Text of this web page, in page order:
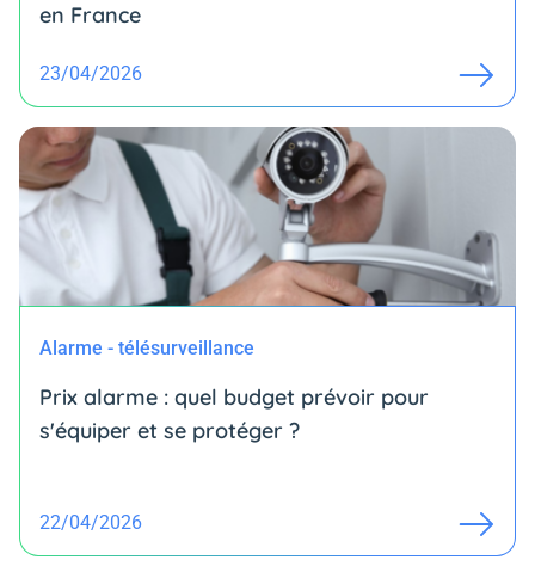
en France
23/04/2026
Alarme - télésurveillance
Prix alarme : quel budget prévoir pour
s'équiper et se protéger ?
22/04/2026